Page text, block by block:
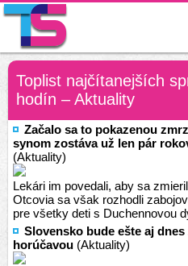
Toplist najčítanejších
hodín – Aktuality
Začalo sa to pokazenou
synom zostáva už len pár
(Aktuality)
Lekári im povedali, aby sa
Otcovia sa však rozhodli
pre všetky deti s Duchennovou
Slovensko bude ešte aj
horúčavou (Aktuality)